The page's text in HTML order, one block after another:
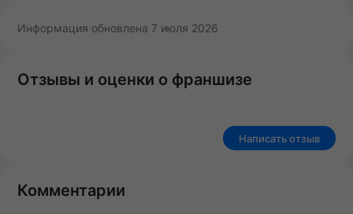
Информация обновлена 7 июля 2026
Отзывы и оценки о франшизе
Написать отзыв
Комментарии